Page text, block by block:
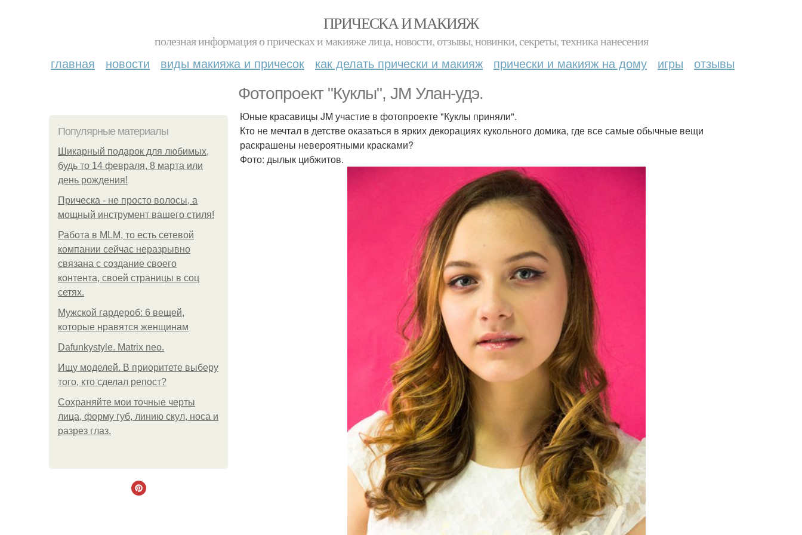
ПРИЧЕСКА И МАКИЯЖ
полезная информация о прическах и макияже лица, новости, отзывы, новинки, секреты, техника нанесения
главная новости виды макияжа и причесок как делать прически и макияж прически и макияж на дому игры отзывы
Фотопроект "Куклы", JM Улан-удэ.
Популярные материалы
Шикарный подарок для любимых,
будь то 14 февраля, 8 марта или
день рождения!
Прическа - не просто волосы, а
мощный инструмент вашего стиля!
Работа в MLM, то есть сетевой
компании сейчас неразрывно
связана с создание своего
контента, своей страницы в соц
сетях.
Мужской гардероб: 6 вещей,
которые нравятся женщинам
Dafunkystyle. Matrix neo.
Ищу моделей. В приоритете выберу
того, кто сделал репост?
Сохраняйте мои точные черты
лица, форму губ, линию скул, носа и
разрез глаз.
Юные красавицы JM участие в фотопроекте "Куклы приняли".
Кто не мечтал в детстве оказаться в ярких декорациях кукольного домика, где все самые обычные вещи
раскрашены невероятными красками?
Фото: дылык цибжитов.